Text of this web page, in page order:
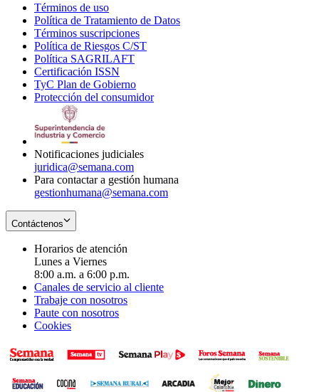
Términos de uso
in
new
window
Política de Tratamiento de Datos
Términos suscripciones
in
Política de Riesgos C/ST
Política SAGRILAFT
new
window
Certificación ISSN
in
new
TyC Plan de Gobierno
in
Protección del consumidorOpens
Notificaciones judiciales
juridica@semana.com
Para contactar a gestión humana
gestionhumana@semana.com
Contáctenos
Horarios de atención
Lunes a Viernes
8:00 a.m. a 6:00 p.m.
Canales de servicio al cliente
Trabaje con nosotros
Paute con nosotros
Cookies